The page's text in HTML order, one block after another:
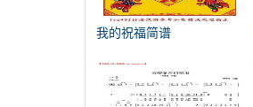
我的祝福简谱